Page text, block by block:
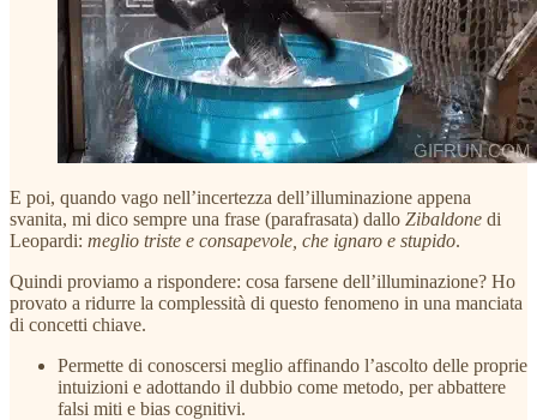
E poi, quando vago nell’incertezza dell’illuminazione appena
svanita, mi dico sempre una frase (parafrasata) dallo Zibaldone di
Leopardi: meglio triste e consapevole, che ignaro e stupido.
Quindi proviamo a rispondere: cosa farsene dell’illuminazione? Ho
provato a ridurre la complessità di questo fenomeno in una manciata
di concetti chiave.
Permette di conoscersi meglio affinando l’ascolto delle proprie
intuizioni e adottando il dubbio come metodo, per abbattere
falsi miti e bias cognitivi.